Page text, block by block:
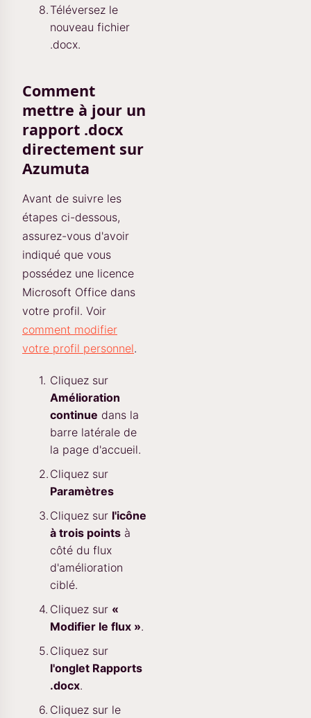
Téléversez le
nouveau fichier
.docx.
Comment
mettre à jour un
rapport .docx
directement sur
Azumuta
Avant de suivre les
étapes ci-dessous,
assurez-vous d'avoir
indiqué que vous
possédez une licence
Microsoft Office dans
votre profil. Voir
comment modifier
votre profil personnel.
Cliquez sur
Amélioration
continue dans la
barre latérale de
la page d'accueil.
Cliquez sur
Paramètres
Cliquez sur l'icône
à trois points à
côté du flux
d'amélioration
ciblé.
Cliquez sur «
Modifier le flux ».
Cliquez sur
l'onglet Rapports
.docx.
Cliquez sur le